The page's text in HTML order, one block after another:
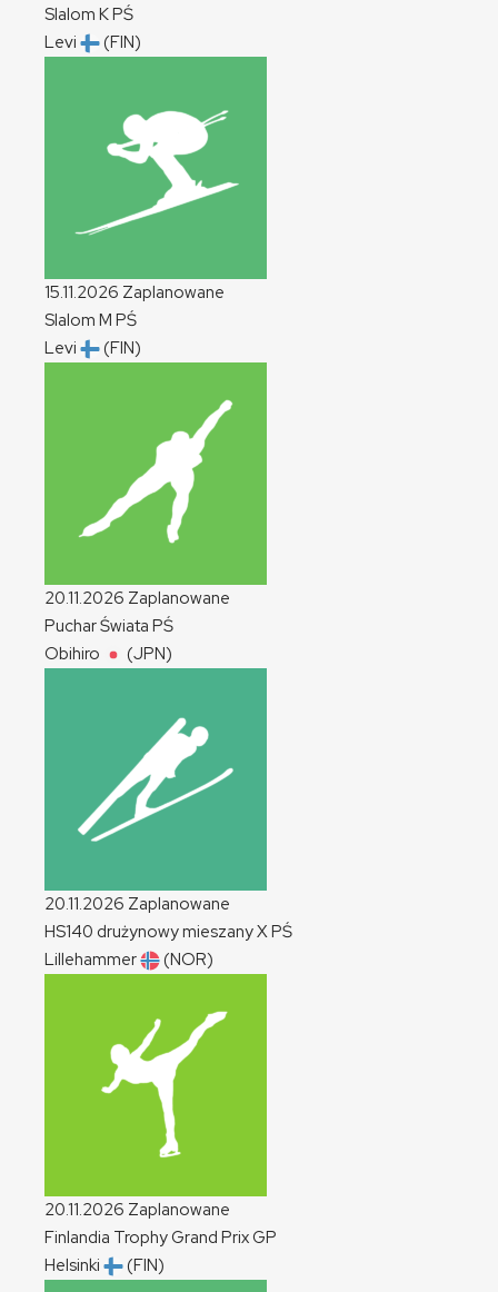
Slalom KPŚ
Levi
(FIN)
15.11.2026 Zaplanowane
Slalom M PŚ
Levi
(FIN)
20.11.2026 Zaplanowane
Puchar Świata PŚ
Obihiro
(JPN)
20.11.2026 Zaplanowane
HS140 drużynowy mieszanyXPŚ
Lillehammer
(NOR)
20.11.2026 Zaplanowane
Finlandia Trophy Grand PrixGP
Helsinki
(FIN)